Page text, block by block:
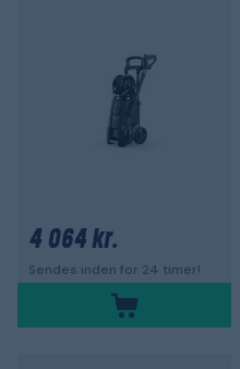
4 064 kr.
Sendes inden for 24 timer!